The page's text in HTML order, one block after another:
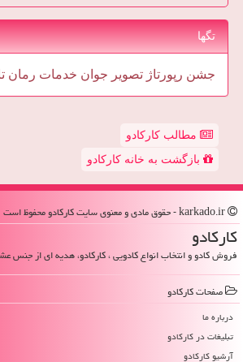
تگها
جشن رپورتاژ تصویر جوان خدمات رمان
مطالب کارکادو
بازگشت به خانه کارکادو
كاركادو
فروش کادو و انتخاب انواع کادویی ، کارکادو، هدیه ای از جنس
صفحات كاركادو
درباره ما
تبلیغات در كاركادو
آرشیو كاركادو